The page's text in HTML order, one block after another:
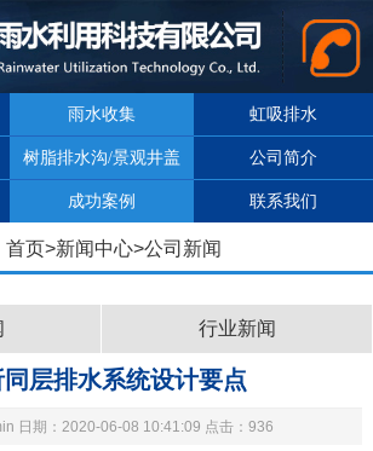
雨水收集 虹吸排水
树脂排水沟/景观井盖 公司简介
成功案例 联系我们
首页>新闻中心>公司新闻
行业新闻
层排水系统设计要点
日期：2020-06-08 10:41:09 点击：936